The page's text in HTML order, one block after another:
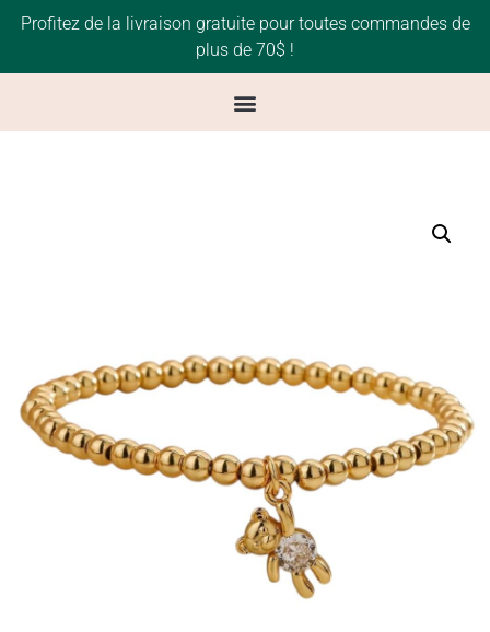
Profitez de la livraison gratuite pour toutes commandes de
plus de 70$ !